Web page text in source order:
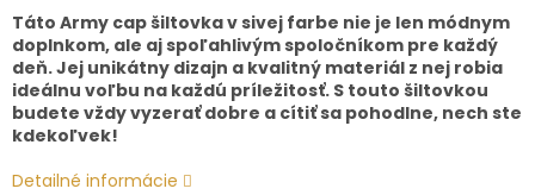
Táto Army cap šiltovka v sivej farbe nie je len módnym
doplnkom, ale aj spoľahlivým spoločníkom pre každý
deň. Jej unikátny dizajn a kvalitný materiál z nej robia
ideálnu voľbu na každú príležitosť. S touto šiltovkou
budete vždy vyzerať dobre a cítiť sa pohodlne, nech ste
kdekoľvek!
Detailné informácie